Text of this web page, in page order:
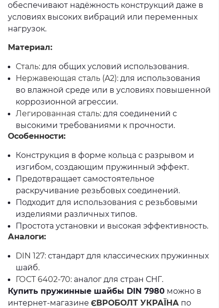
обеспечивают надёжность конструкций даже в
условиях высоких вибраций или переменных
нагрузок.
Материал:
Сталь: для общих условий использования.
Нержавеющая сталь (A2): для использования
во влажной среде или в условиях повышенной
коррозионной агрессии.
Легированная сталь: для соединений с
высокими требованиями к прочности.
Особенности:
Конструкция в форме кольца с разрывом и
изгибом, создающим пружинный эффект.
Предотвращает самостоятельное
раскручивание резьбовых соединений.
Подходит для использования с резьбовыми
изделиями различных типов.
Простота установки и высокая эффективность.
Аналоги:
DIN 127: стандарт для классических пружинных
шайб.
ГОСТ 6402-70: аналог для стран СНГ.
Купить пружинные шайбы DIN 7980 можно в
интернет-магазине ЄВРОБОЛТ УКРАЇНА по